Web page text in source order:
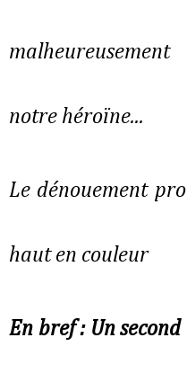
notre héroïne...
Le dénouement
haut en couleur
En bref : Un